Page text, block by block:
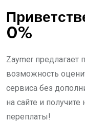
0%
Zaymer предлагает
возможность
сервиса без
на сайте и
переплаты!